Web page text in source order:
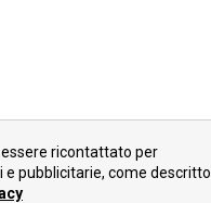
ricontattato per
pubblicitarie, come descritto